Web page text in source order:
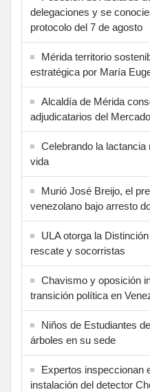
delegaciones y se
protocolo del 7 de agosto
Mérida territorio
estratégica por María
Alcaldía de Mérida
adjudicatarios del
Celebrando la
vida
Murió José Breijo, el
venezolano bajo arresto
ULA otorga la
rescate y socorristas
Chavismo y oposición
transición política en
Niños de Estudiantes
árboles en su sede
Expertos inspeccionan
instalación del detector